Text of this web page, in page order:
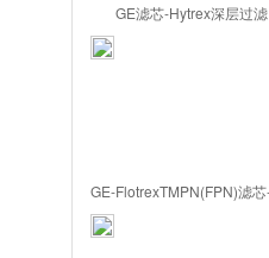
GE滤芯-Hytrex深层过滤